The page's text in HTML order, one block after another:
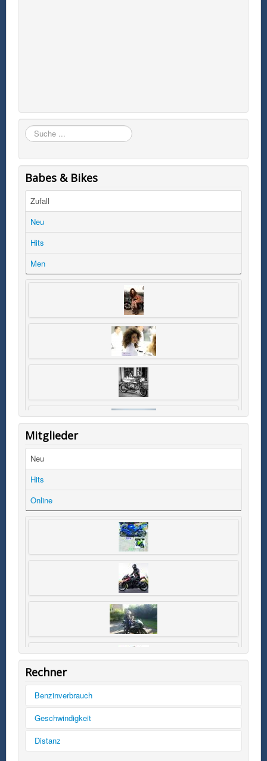
Suchen
Babes & Bikes
Zufall
Neu
Hits
Men
Mitglieder
Neu
Hits
Online
Rechner
Benzinverbrauch
Tankinhalt
Kilometer
Geschwindigkeit
km/h
Distanz